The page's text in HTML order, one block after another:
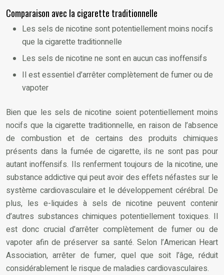
Comparaison avec la cigarette traditionnelle
Les sels de nicotine sont potentiellement moins nocifs
que la cigarette traditionnelle
Les sels de nicotine ne sont en aucun cas inoffensifs
Il est essentiel d’arrêter complètement de fumer ou de
vapoter
Bien que les sels de nicotine soient potentiellement moins
nocifs que la cigarette traditionnelle, en raison de l’absence
de combustion et de certains des produits chimiques
présents dans la fumée de cigarette, ils ne sont pas pour
autant inoffensifs. Ils renferment toujours de la nicotine, une
substance addictive qui peut avoir des effets néfastes sur le
système cardiovasculaire et le développement cérébral. De
plus, les e-liquides à sels de nicotine peuvent contenir
d’autres substances chimiques potentiellement toxiques. Il
est donc crucial d’arrêter complètement de fumer ou de
vapoter afin de préserver sa santé. Selon l’American Heart
Association, arrêter de fumer, quel que soit l’âge, réduit
considérablement le risque de maladies cardiovasculaires.